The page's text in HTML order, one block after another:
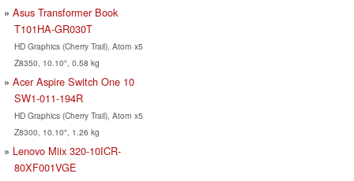
Asus Transformer Book
T101HA-GR030T
HD Graphics (Cherry Trail), Atom x5
Z8350, 10.10", 0.58 kg
Acer Aspire Switch One 10
SW1-011-194R
HD Graphics (Cherry Trail), Atom x5
Z8300, 10.10", 1.26 kg
Lenovo Miix 320-10ICR-
80XF001VGE